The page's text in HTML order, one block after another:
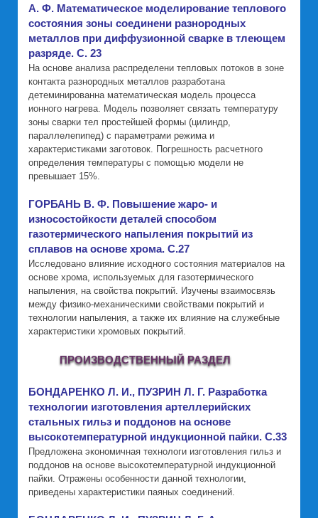
А. Ф. Математическое моделирование теплового
состояния зоны соединени разнородных
металлов при диффузионной сварке в тлеющем
разряде. C. 23
На основе анализа распределени тепловых потоков в зоне
контакта разнородных металлов разработана
детеминированна математическая модель процесса
ионного нагрева. Модель позволяет связать температуру
зоны сварки тел простейшей формы (цилиндр,
параллелепипед) с параметрами режима и
характеристиками заготовок. Погрешность расчетного
определения температуры с помощью модели не
превышает 15%.
ГОРБАНЬ В. Ф. Повышение жаро- и
износостойкости деталей способом
газотермического напыления покрытий из
сплавов на основе хрома. C.27
Исследовано влияние исходного состояния материалов на
основе хрома, используемых для газотермического
напыления, на свойства покрытий. Изучены взаимосвязь
между физико-механическими свойствами покрытий и
технологии напыления, а также их влияние на служебные
характеристики хромовых покрытий.
ПРОИЗВОДСТВЕННЫЙ РАЗДЕЛ
БОНДАРЕНКО Л. И., ПУЗРИН Л. Г. Разработка
технологии изготовления артеллерийских
стальных гильз и поддонов на основе
высокотемпературной индукционной пайки. C.33
Предложена экономичная технологи изготовления гильз и
поддонов на основе высокотемпературной индукционной
пайки. Отражены особенности данной технологии,
приведены характеристики паяных соединений.